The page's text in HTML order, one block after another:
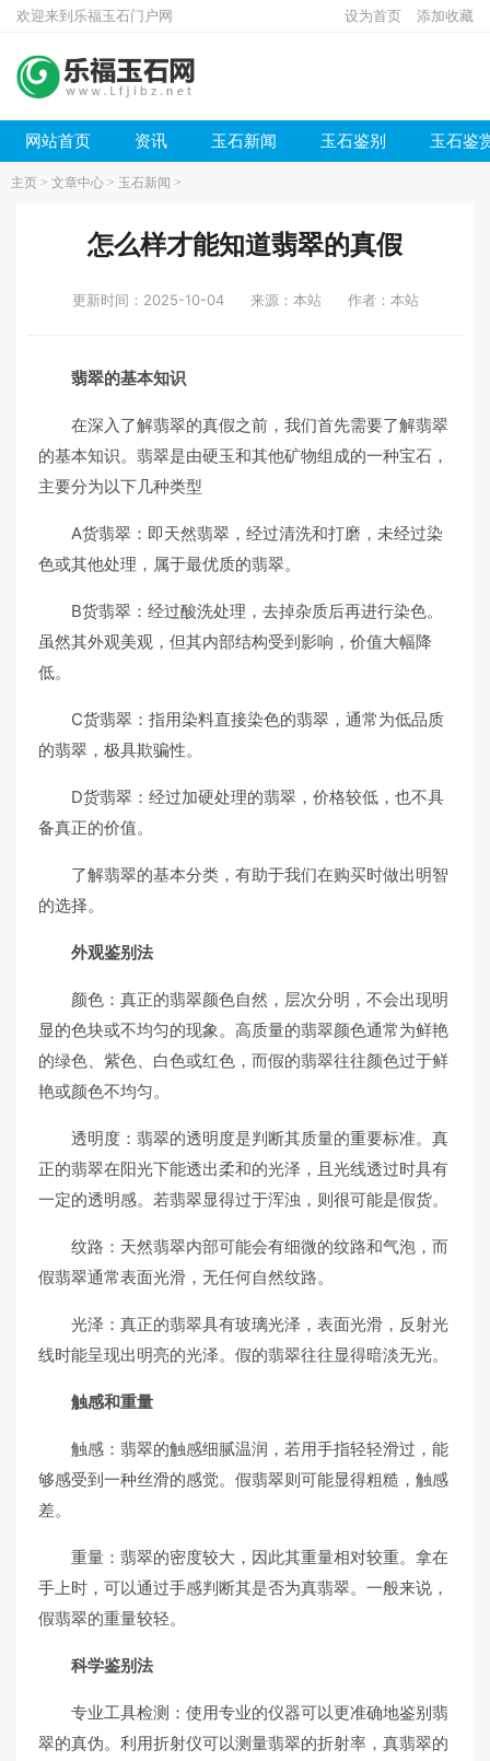
欢迎来到乐福玉石门户网 设为首页 添加收藏
网站首页 资讯 玉石新闻 玉石鉴别 玉石鉴
主页 > 文章中心 > 玉石新闻 >
怎么样才能知道翡翠的真假
更新时间：2025-10-04 来源：本站 作者：本站
翡翠的基本知识
在深入了解翡翠的真假之前，我们首先需要了解翡翠
的基本知识。翡翠是由硬玉和其他矿物组成的一种宝石，
主要分为以下几种类型
A货翡翠：即天然翡翠，经过清洗和打磨，未经过染
色或其他处理，属于最优质的翡翠。
B货翡翠：经过酸洗处理，去掉杂质后再进行染色。
虽然其外观美观，但其内部结构受到影响，价值大幅降
低。
C货翡翠：指用染料直接染色的翡翠，通常为低品质
的翡翠，极具欺骗性。
D货翡翠：经过加硬处理的翡翠，价格较低，也不具
备真正的价值。
了解翡翠的基本分类，有助于我们在购买时做出明智
的选择。
外观鉴别法
颜色：真正的翡翠颜色自然，层次分明，不会出现明
显的色块或不均匀的现象。高质量的翡翠颜色通常为鲜艳
的绿色、紫色、白色或红色，而假的翡翠往往颜色过于鲜
艳或颜色不均匀。
透明度：翡翠的透明度是判断其质量的重要标准。真
正的翡翠在阳光下能透出柔和的光泽，且光线透过时具有
一定的透明感。若翡翠显得过于浑浊，则很可能是假货。
纹路：天然翡翠内部可能会有细微的纹路和气泡，而
假翡翠通常表面光滑，无任何自然纹路。
光泽：真正的翡翠具有玻璃光泽，表面光滑，反射光
线时能呈现出明亮的光泽。假的翡翠往往显得暗淡无光。
触感和重量
触感：翡翠的触感细腻温润，若用手指轻轻滑过，能
够感受到一种丝滑的感觉。假翡翠则可能显得粗糙，触感
差。
重量：翡翠的密度较大，因此其重量相对较重。拿在
手上时，可以通过手感判断其是否为真翡翠。一般来说，
假翡翠的重量较轻。
科学鉴别法
专业工具检测：使用专业的仪器可以更准确地鉴别翡
翠的真伪。利用折射仪可以测量翡翠的折射率，真翡翠的